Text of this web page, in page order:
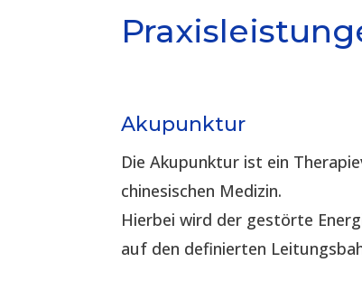
Akupunktur
Die Akupunktur ist ein
chinesischen Medizin.
Hierbei wird der gestörte
auf den definierten